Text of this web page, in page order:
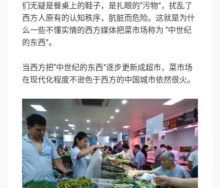
们无疑是餐桌上的鞋子，是扎眼的“污物”，扰乱了
西方人原有的认知秩序，肮脏而危险。这就是为什
么一些不懂实情的西方媒体把菜市场称为 “中世纪
的东西”。
当西方把“中世纪的东西”逐步更新成超市，菜市场
在现代化程度不逊色于西方的中国城市依然很火。